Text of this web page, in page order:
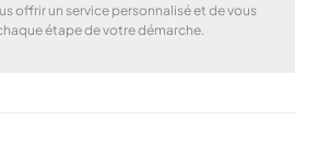
offrir un service personnalisé et de vous
étape de votre démarche.